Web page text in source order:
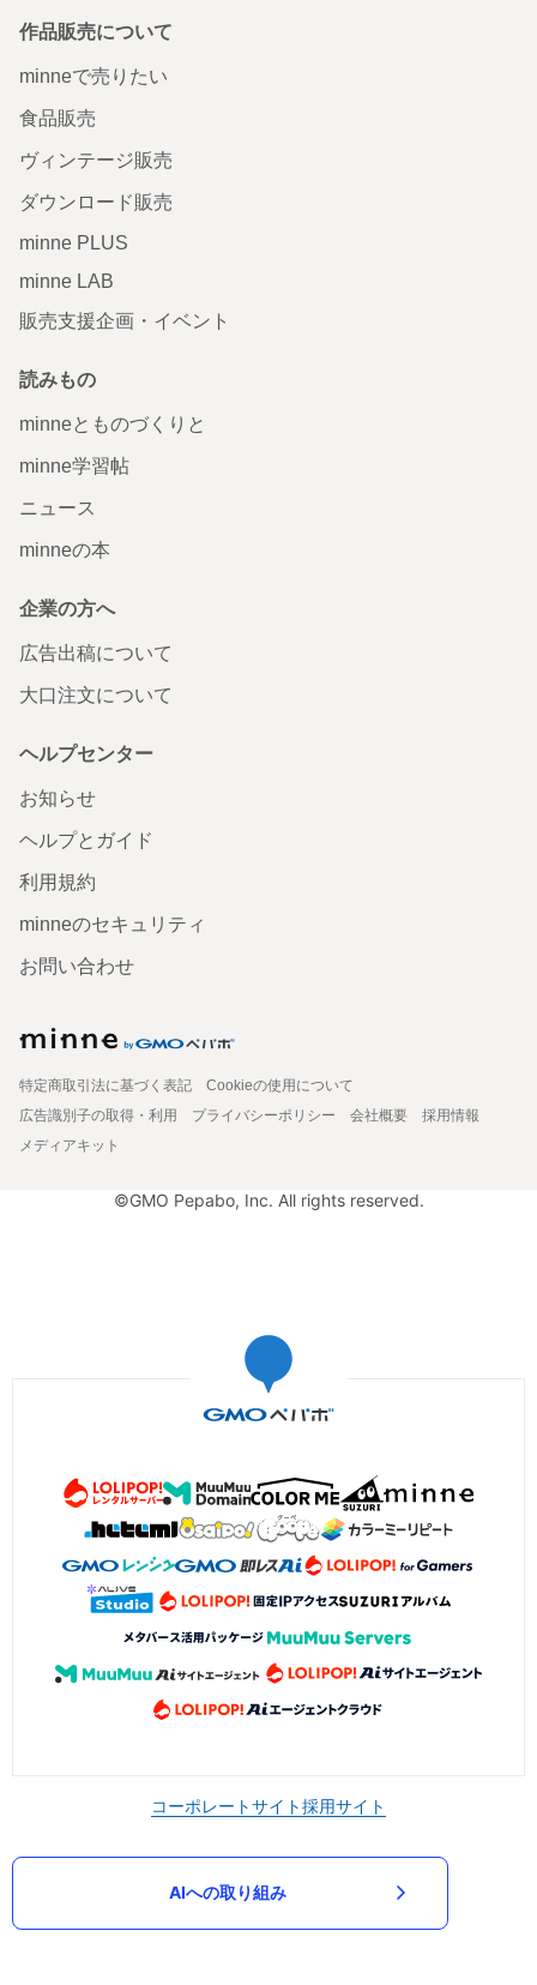
作品販売について
minneで売りたい
食品販売
ヴィンテージ販売
ダウンロード販売
minne PLUS
minne LAB
販売支援企画・イベント
読みもの
minneとものづくりと
minne学習帖
ニュース
minneの本
企業の方へ
広告出稿について
大口注文について
ヘルプセンター
お知らせ
ヘルプとガイド
利用規約
minneのセキュリティ
お問い合わせ
特定商取引法に基づく表記
Cookieの使用について
広告識別子の取得・利用
プライバシーポリシー 会社概要
採用情報
メディアキット
©GMO Pepabo, Inc. All rights reserved.
コーポレートサイト採用サイト
AIへの取り組み